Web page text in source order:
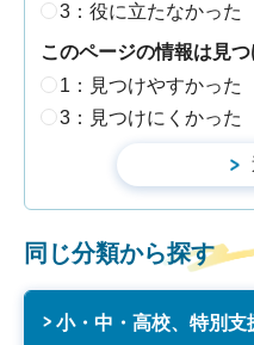
3：役に立たなかった
このページの情報は見
1：見つけやすかった
3：見つけにくかった
同じ分類から探す
小・中・高校、特別支